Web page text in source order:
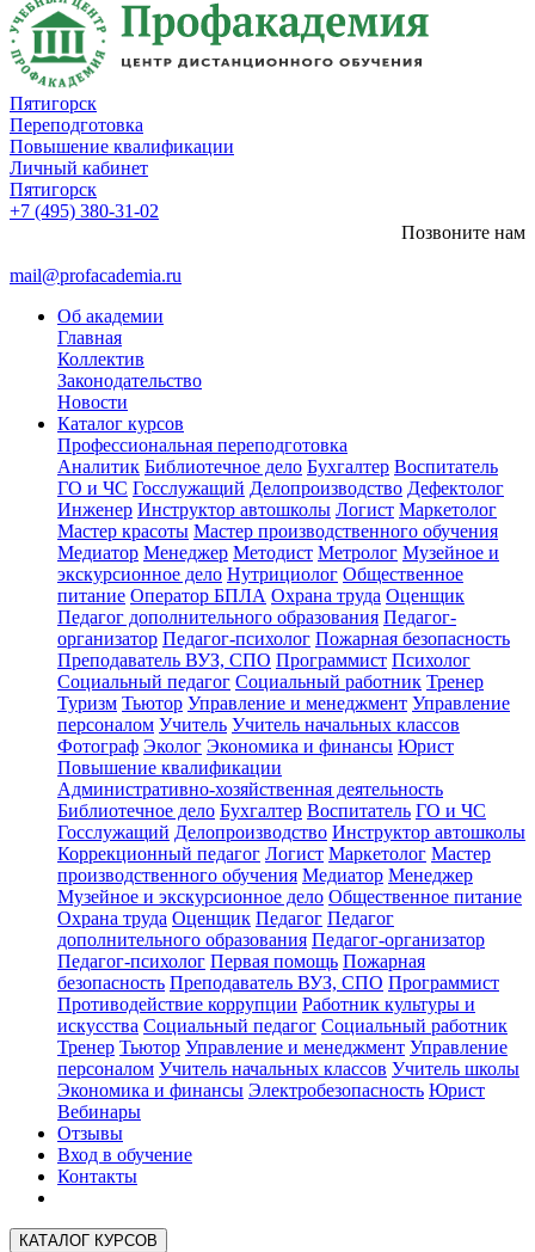
Пятигорск
Переподготовка
Повышение квалификации
Личный кабинет
Пятигорск
+7 (495) 380-31-02
Позвоните нам
mail@profacademia.ru
Об академии
Главная
Коллектив
Законодательство
Новости
Каталог курсов
Профессиональная переподготовка
Аналитик Библиотечное дело Бухгалтер Воспитатель
ГО и ЧС Госслужащий Делопроизводство Дефектолог
Инженер Инструктор автошколы Логист Маркетолог
Мастер красоты Мастер производственного обучения
Медиатор Менеджер Методист Метролог Музейное и
экскурсионное дело Нутрициолог Общественное
питание Оператор БПЛА Охрана труда Оценщик
Педагог дополнительного образования Педагог-
организатор Педагог-психолог Пожарная безопасность
Преподаватель ВУЗ, СПО Программист Психолог
Социальный педагог Социальный работник Тренер
Туризм Тьютор Управление и менеджмент Управление
персоналом Учитель Учитель начальных классов
Фотограф Эколог Экономика и финансы Юрист
Повышение квалификации
Административно-хозяйственная деятельность
Библиотечное дело Бухгалтер Воспитатель ГО и ЧС
Госслужащий Делопроизводство Инструктор автошколы
Коррекционный педагог Логист Маркетолог Мастер
производственного обучения Медиатор Менеджер
Музейное и экскурсионное дело Общественное питание
Охрана труда Оценщик Педагог Педагог
дополнительного образования Педагог-организатор
Педагог-психолог Первая помощь Пожарная
безопасность Преподаватель ВУЗ, СПО Программист
Противодействие коррупции Работник культуры и
искусства Социальный педагог Социальный работник
Тренер Тьютор Управление и менеджмент Управление
персоналом Учитель начальных классов Учитель школы
Экономика и финансы Электробезопасность Юрист
Вебинары
Отзывы
Вход в обучение
Контакты
КАТАЛОГ КУРСОВ